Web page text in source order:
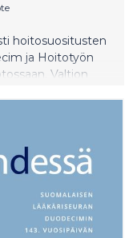
hoitosuositusten
ja Hoitotyön
Valtion
se